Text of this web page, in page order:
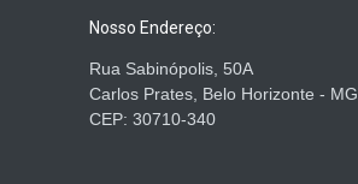
Nosso Endereço:
Rua Sabinópolis, 50A
Carlos Prates, Belo Horizonte - MG
CEP: 30710-340